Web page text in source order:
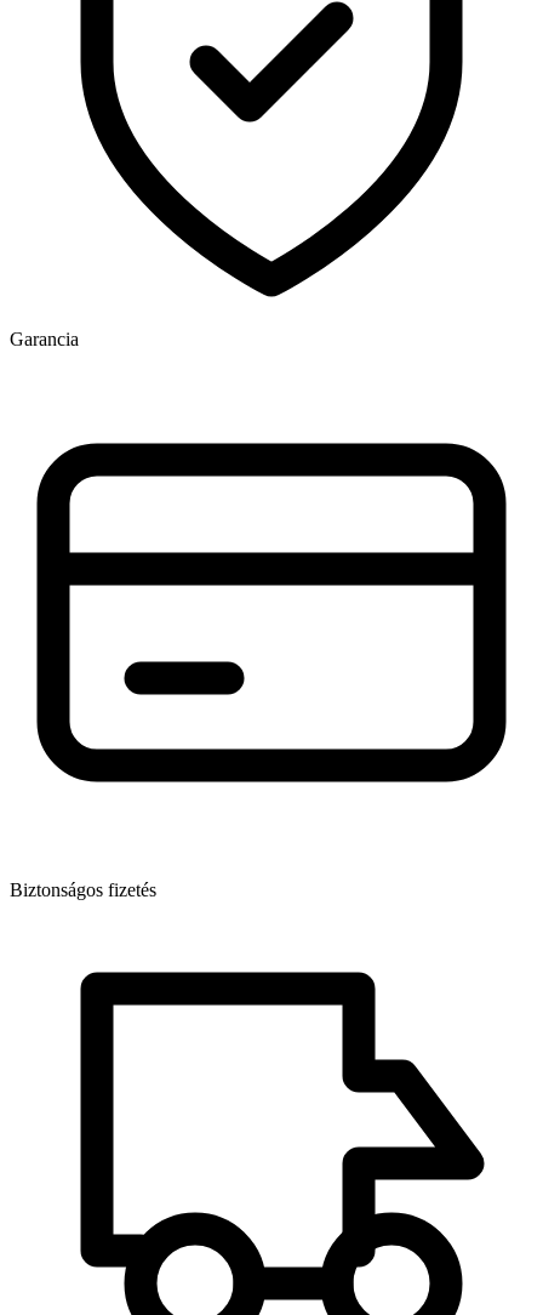
Telefon
Garancia
Biztonságos fizetés